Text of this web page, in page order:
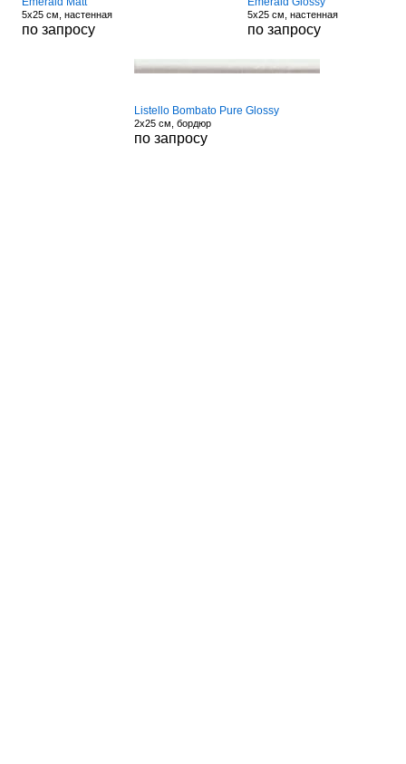
5x25 см, настенная
по запросу
5x25 см, настенная
по запросу
Listello Bombato Pure Glossy
2x25 см, бордюр
по запросу